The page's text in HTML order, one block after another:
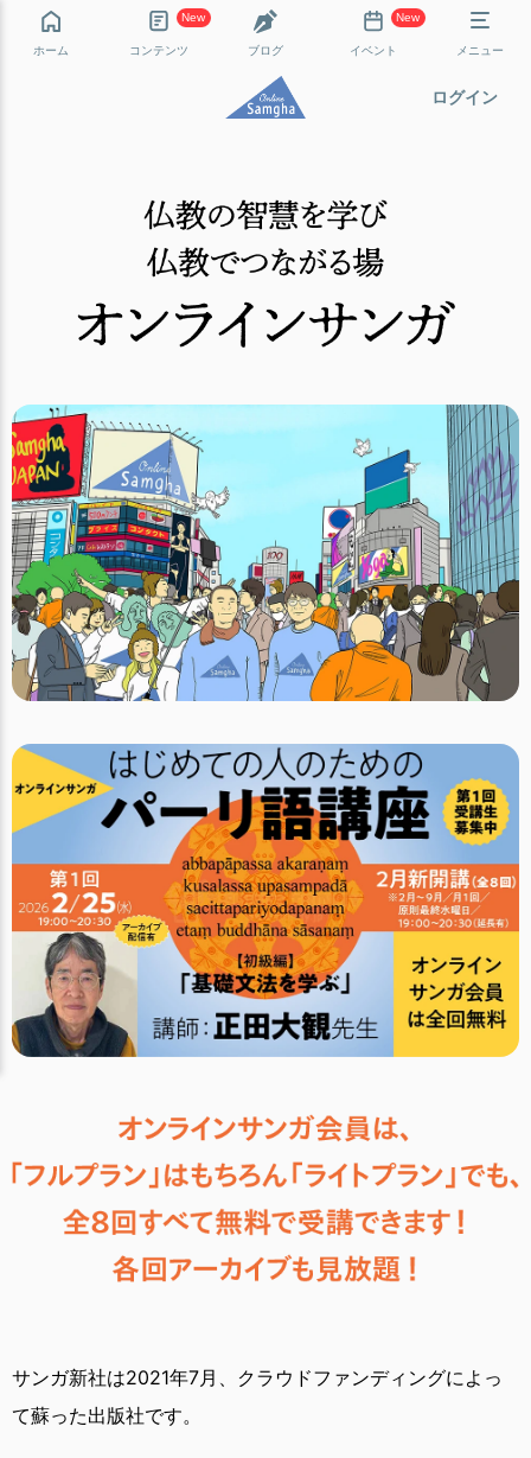
ホーム
New
コンテンツ ブログ
New
イベント メニュー
ログイン
サンガ新社は2021年7月、 クラウドファンディングによっ
て蘇った出版社です。